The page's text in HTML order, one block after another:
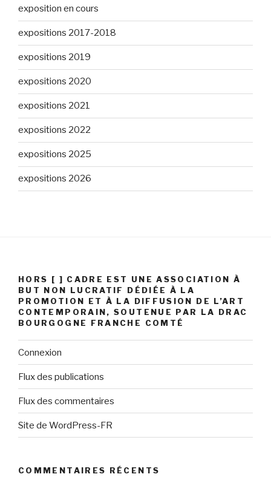
exposition en cours
expositions 2017-2018
expositions 2019
expositions 2020
expositions 2021
expositions 2022
expositions 2025
expositions 2026
HORS [ ] CADRE EST UNE ASSOCIATION À
BUT NON LUCRATIF DÉDIÉE À LA
PROMOTION ET À LA DIFFUSION DE L’ART
CONTEMPORAIN, SOUTENUE PAR LA DRAC
BOURGOGNE FRANCHE COMTÉ
Connexion
Flux des publications
Flux des commentaires
Site de WordPress-FR
COMMENTAIRES RÉCENTS